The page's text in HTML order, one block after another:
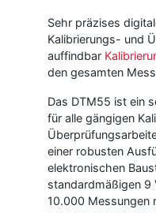
Sehr präzises
Kalibrierungs- und
auffindbar
den gesamten
Das DTM55 ist ein
für alle gängigen
einer robusten
elektronischen
standardmäßigen 9
10.000 Messungen